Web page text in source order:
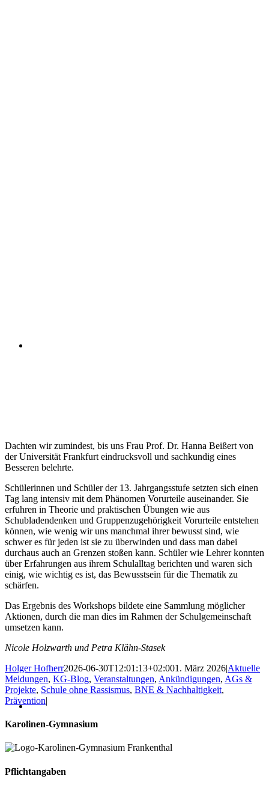
Dachten wir zumindest, bis uns Frau Prof. Dr. Hanna Beißert von
der Universität Frankfurt eindrucksvoll und sachkundig eines
Besseren belehrte.
Schülerinnen und Schüler der 13. Jahrgangsstufe setzten sich einen
Tag lang intensiv mit dem Phänomen Vorurteile auseinander. Sie
erfuhren in Theorie und praktischen Übungen wie aus
Schubladendenken und Gruppenzugehörigkeit Vorurteile entstehen
können, wie wenig wir uns manchmal ihrer bewusst sind, wie
schwer es für jeden ist sie zu überwinden und dass man dabei
durchaus auch an Grenzen stoßen kann. Schüler wie Lehrer konnten
über Erfahrungen aus ihrem Schulalltag berichten und waren sich
einig, wie wichtig es ist, das Bewusstsein für die Thematik zu
schärfen.
Das Ergebnis des Workshops bildete eine Sammlung möglicher
Aktionen, durch die man dies im Rahmen der Schulgemeinschaft
umsetzen kann.
Nicole Holzwarth und Petra Klähn-Stasek
Holger Hofherr2026-06-30T12:01:13+02:001. März 2026|Aktuelle
Meldungen, KG-Blog, Veranstaltungen, Ankündigungen, AGs &
Projekte, Schule ohne Rassismus, BNE & Nachhaltigkeit,
Prävention|
Karolinen-Gymnasium
Pflichtangaben